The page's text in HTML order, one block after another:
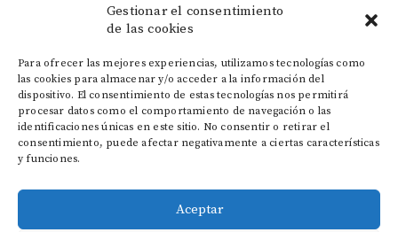
Gestionar el consentimiento
de las cookies
Para ofrecer las mejores experiencias, utilizamos tecnologías como
las cookies para almacenar y/o acceder a la información del
dispositivo. El consentimiento de estas tecnologías nos permitirá
procesar datos como el comportamiento de navegación o las
identificaciones únicas en este sitio. No consentir o retirar el
consentimiento, puede afectar negativamente a ciertas características
y funciones.
Aceptar
CONTACTO